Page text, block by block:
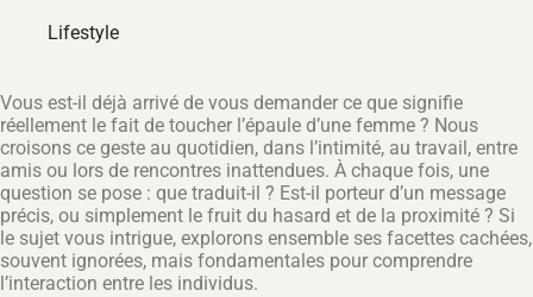
Lifestyle
Vous est-il déjà arrivé de vous demander ce que signifie
réellement le fait de toucher l’épaule d’une femme ? Nous
croisons ce geste au quotidien, dans l’intimité, au travail, entre
amis ou lors de rencontres inattendues. À chaque fois, une
question se pose : que traduit-il ? Est-il porteur d’un message
précis, ou simplement le fruit du hasard et de la proximité ? Si
le sujet vous intrigue, explorons ensemble ses facettes cachées,
souvent ignorées, mais fondamentales pour comprendre
l’interaction entre les individus.